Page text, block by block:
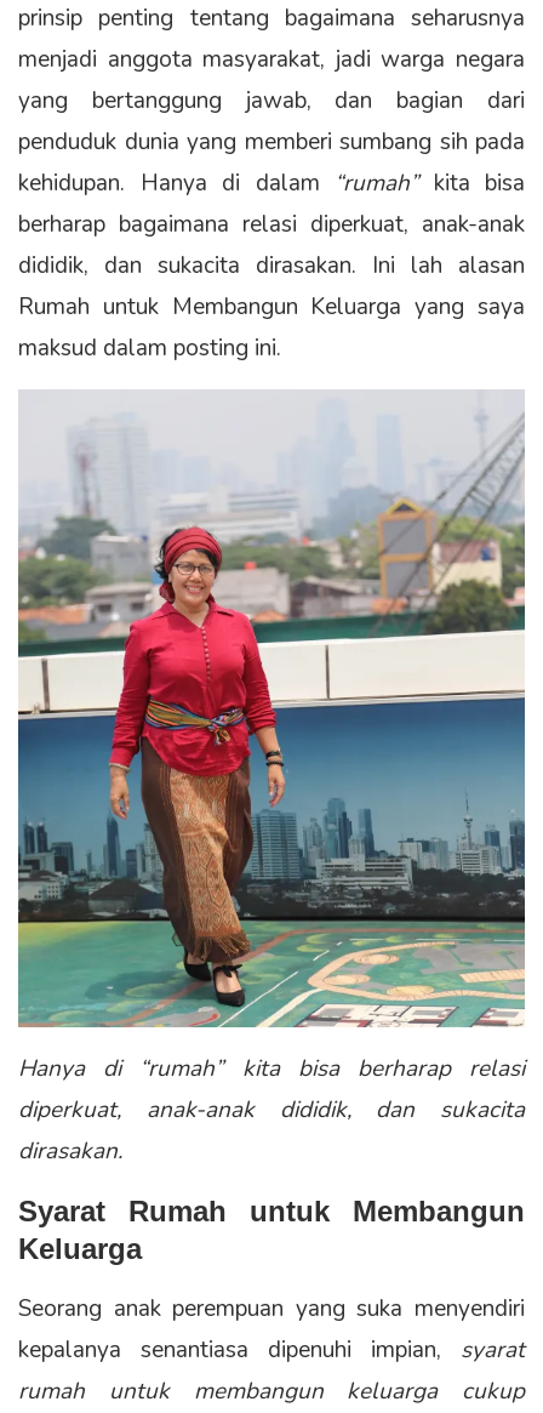
prinsip penting tentang bagaimana seharusnya
menjadi anggota masyarakat, jadi warga negara
yang bertanggung jawab, dan bagian dari
penduduk dunia yang memberi sumbang sih pada
kehidupan. Hanya di dalam “rumah”kita bisa
berharap bagaimana relasi diperkuat, anak-anak
dididik, dan sukacita dirasakan. Ini lah alasan
Rumah untuk Membangun Keluarga yang saya
maksud dalam posting ini.
Hanya di “rumah” kita bisa berharap relasi
diperkuat, anak-anak dididik, dan sukacita
dirasakan.
Syarat Rumah untuk Membangun
Keluarga
Seorang anak perempuan yang suka menyendiri
kepalanya senantiasa dipenuhi impian, syarat
rumah untuk membangun keluarga cukup